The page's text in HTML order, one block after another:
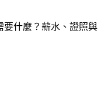
要什麼？薪水、證照與